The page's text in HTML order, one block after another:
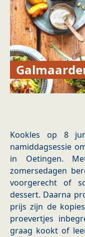
Kookles op 8
namiddagsessie
in Oetingen.
zomersedagen
voorgerecht of
dessert. Daarna
prijs zijn de
proevertjes
graag kookt of